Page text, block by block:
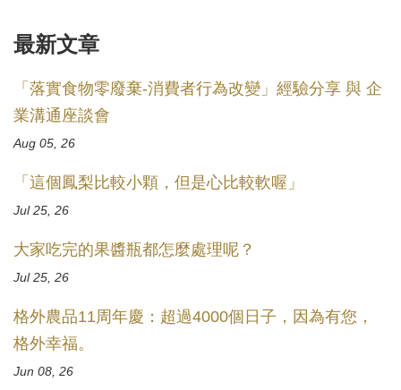
最新文章
「落實食物零廢棄-消費者行為改變」經驗分享 與 企
業溝通座談會
Aug 05, 26
「這個鳳梨比較小顆，但是心比較軟喔」
Jul 25, 26
大家吃完的果醬瓶都怎麼處理呢？
Jul 25, 26
格外農品11周年慶：超過4000個日子，因為有您，
格外幸福。
Jun 08, 26